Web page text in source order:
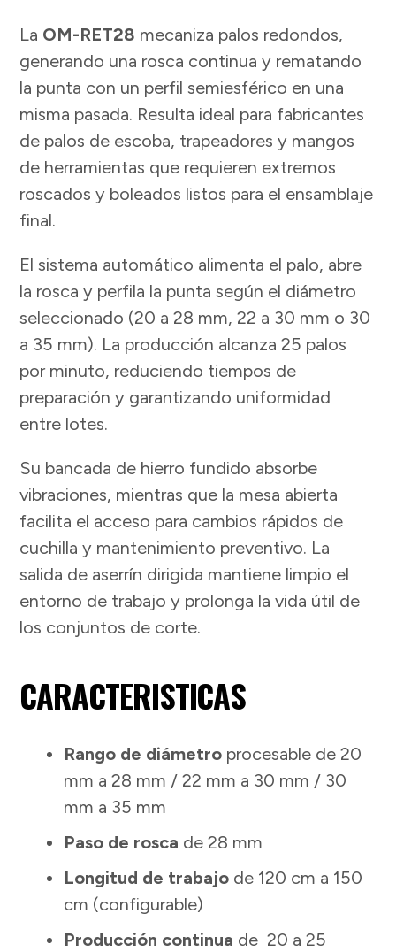
La OM-RET28 mecaniza palos redondos,
generando una rosca continua y rematando
la punta con un perfil semiesférico en una
misma pasada. Resulta ideal para fabricantes
de palos de escoba, trapeadores y mangos
de herramientas que requieren extremos
roscados y boleados listos para el ensamblaje
final.
El sistema automático alimenta el palo, abre
la rosca y perfila la punta según el diámetro
seleccionado (20 a 28 mm, 22 a 30 mm o 30
a 35 mm). La producción alcanza 25 palos
por minuto, reduciendo tiempos de
preparación y garantizando uniformidad
entre lotes.
Su bancada de hierro fundido absorbe
vibraciones, mientras que la mesa abierta
facilita el acceso para cambios rápidos de
cuchilla y mantenimiento preventivo. La
salida de aserrín dirigida mantiene limpio el
entorno de trabajo y prolonga la vida útil de
los conjuntos de corte.
CARACTERISTICAS
Rango de diámetro procesable de 20
mm a 28 mm / 22 mm a 30 mm / 30
mm a 35 mm
Paso de rosca de 28 mm
Longitud de trabajo de 120 cm a 150
cm (configurable)
Producción continua de 20 a 25